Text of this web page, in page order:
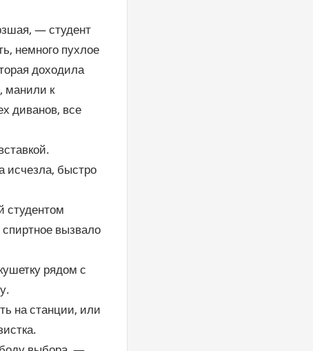
— студент
немного пухлое
доходила
манили к
диванов, все
исчезла, быстро
студентом
вызвало
рядом с
на станции, или